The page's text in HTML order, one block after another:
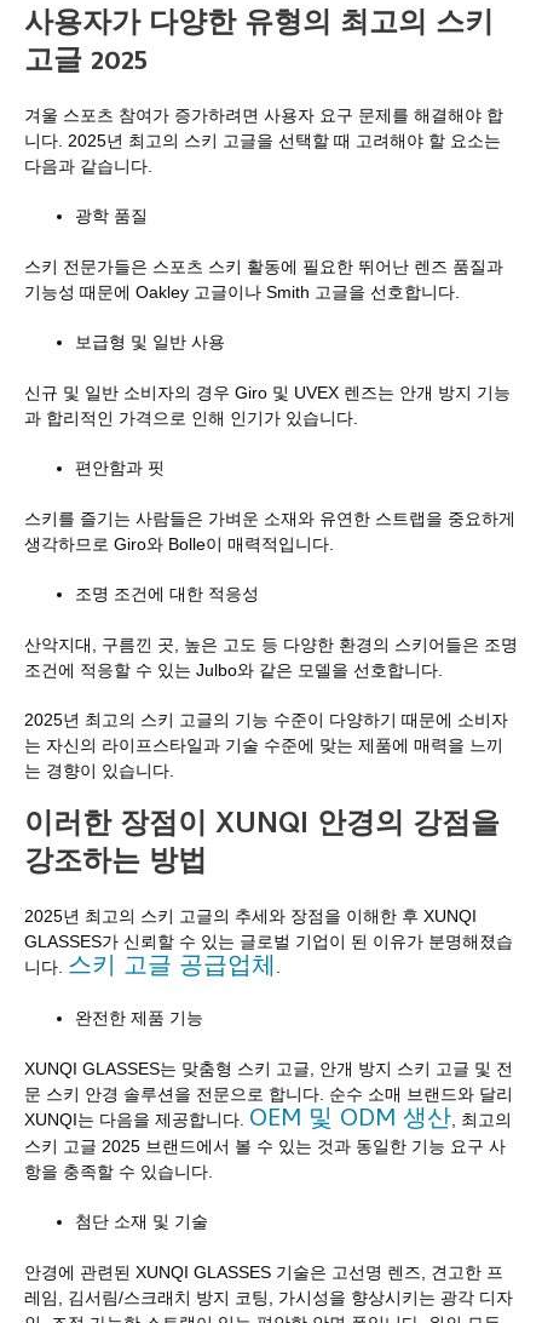
사용자가 다양한 유형의 최고의 스키
고글 2025
겨울 스포츠 참여가 증가하려면 사용자 요구 문제를 해결해야 합
니다. 2025년 최고의 스키 고글을 선택할 때 고려해야 할 요소는
다음과 같습니다.
광학 품질
스키 전문가들은 스포츠 스키 활동에 필요한 뛰어난 렌즈 품질과
기능성 때문에 Oakley 고글이나 Smith 고글을 선호합니다.
보급형 및 일반 사용
신규 및 일반 소비자의 경우 Giro 및 UVEX 렌즈는 안개 방지 기능
과 합리적인 가격으로 인해 인기가 있습니다.
편안함과 핏
스키를 즐기는 사람들은 가벼운 소재와 유연한 스트랩을 중요하게
생각하므로 Giro와 Bolle이 매력적입니다.
조명 조건에 대한 적응성
산악지대, 구름낀 곳, 높은 고도 등 다양한 환경의 스키어들은 조명
조건에 적응할 수 있는 Julbo와 같은 모델을 선호합니다.
2025년 최고의 스키 고글의 기능 수준이 다양하기 때문에 소비자
는 자신의 라이프스타일과 기술 수준에 맞는 제품에 매력을 느끼
는 경향이 있습니다.
이러한 장점이 XUNQI 안경의 강점을
강조하는 방법
2025년 최고의 스키 고글의 추세와 장점을 이해한 후 XUNQI
GLASSES가 신뢰할 수 있는 글로벌 기업이 된 이유가 분명해졌습
니다. 스키 고글 공급업체
완전한 제품 기능
XUNQI GLASSES는 맞춤형 스키 고글, 안개 방지 스키 고글 및 전
문 스키 안경 솔루션을 전문으로 합니다. 순수 소매 브랜드와 달리
XUNQI는 다음을 제공합니다. OEM 및 ODM 생산 , 최고의
스키 고글 2025 브랜드에서 볼 수 있는 것과 동일한 기능 요구 사
항을 충족할 수 있습니다.
첨단 소재 및 기술
안경에 관련된 XUNQI GLASSES 기술은 고선명 렌즈, 견고한 프
레임, 김서림/스크래치 방지 코팅, 가시성을 향상시키는 광각 디자